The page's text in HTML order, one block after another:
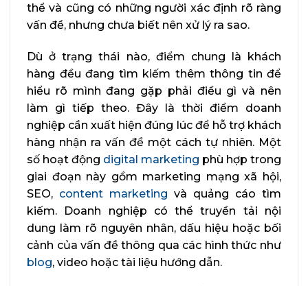
thể và cũng có những người xác định rõ ràng
vấn đề, nhưng chưa biết nên xử lý ra sao.
Dù ở trạng thái nào, điểm chung là khách
hàng đều đang tìm kiếm thêm thông tin để
hiểu rõ mình đang gặp phải điều gì và nên
làm gì tiếp theo. Đây là thời điểm doanh
nghiệp cần xuất hiện đúng lúc để hỗ trợ khách
hàng nhận ra vấn đề một cách tự nhiên. Một
số hoạt động digital marketing phù hợp trong
giai đoạn này gồm marketing mạng xã hội,
SEO, content marketing và quảng cáo tìm
kiếm. Doanh nghiệp có thể truyền tải nội
dung làm rõ nguyên nhân, dấu hiệu hoặc bối
cảnh của vấn đề thông qua các hình thức như
blog, video hoặc tài liệu hướng dẫn.